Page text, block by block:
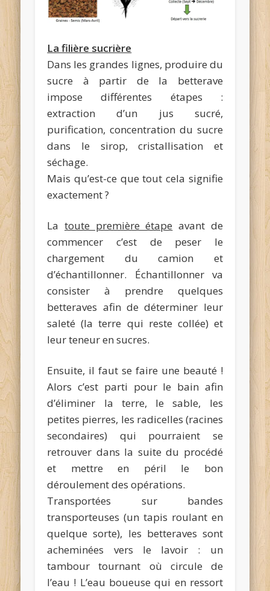
La filière sucrière
Dans les grandes lignes, produire du
sucre à partir de la betterave
impose différentes étapes :
extraction d’un jus sucré,
purification, concentration du sucre
dans le sirop, cristallisation et
séchage.
Mais qu’est-ce que tout cela signifie
exactement ?
La toute première étape avant de
commencer c’est de peser le
chargement du camion et
d’échantillonner. Échantillonner va
consister à prendre quelques
betteraves afin de déterminer leur
saleté (la terre qui reste collée) et
leur teneur en sucres.
Ensuite, il faut se faire une beauté !
Alors c’est parti pour le bain afin
d’éliminer la terre, le sable, les
petites pierres, les radicelles (racines
secondaires) qui pourraient se
retrouver dans la suite du procédé
et mettre en péril le bon
déroulement des opérations.
Transportées sur bandes
transporteuses (un tapis roulant en
quelque sorte), les betteraves sont
acheminées vers le lavoir : un
tambour tournant où circule de
l’eau ! L’eau boueuse qui en ressort